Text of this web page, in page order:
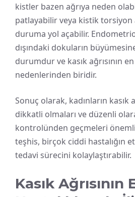
kistler bazen ağrıya neden
patlayabilir veya kistik torsiyon
duruma yol açabilir.
dışındaki dokuların
durumdur ve kasık ağrısının
nedenlerinden biridir.
Sonuç olarak, kadınların kasık
dikkatli olmaları ve düzenli
kontrolünden geçmeleri
teşhis, birçok ciddi hastalığın
tedavi sürecini kolaylaştırabilir.
Kasık Ağrısının